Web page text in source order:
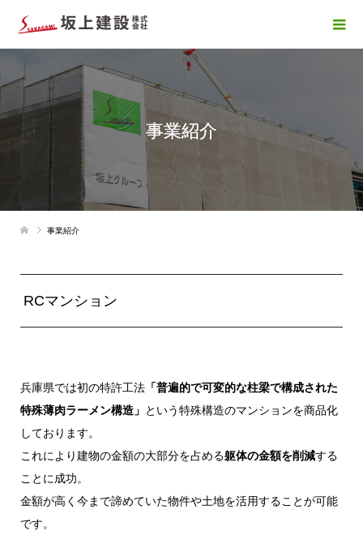
事業紹介
事業紹介
RCマンション
兵庫県では初の特許工法「普遍的で可変的な柱梁で構成された
特殊薄肉ラーメン構造」 という特殊構造のマンションを商品化
しております。
これにより建物の金額の大部分を占める躯体の金額を削減する
ことに成功。
金額が高く今まで諦めていた物件や土地を活用することが可能
です。